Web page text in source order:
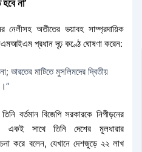
না’
নেলীসহ অতীতের ভয়াবহ সাম্প্রদায়িক
প্রধান দৃঢ় কণ্ঠে ঘোষণা করেন:
ভারতের মাটিতে মুসলিমদের দ্বিতীয়
বর্তমান বিজেপি সরকারকে নিপীড়নের
একই সাথে তিনি দেশের মূলধারার
করে বলেন, যেখানে দেশজুড়ে ২২ লাখ